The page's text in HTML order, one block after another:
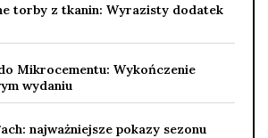
torby z tkanin: Wyrazisty dodatek
Mikrocementu: Wykończenie
wydaniu
najważniejsze pokazy sezonu